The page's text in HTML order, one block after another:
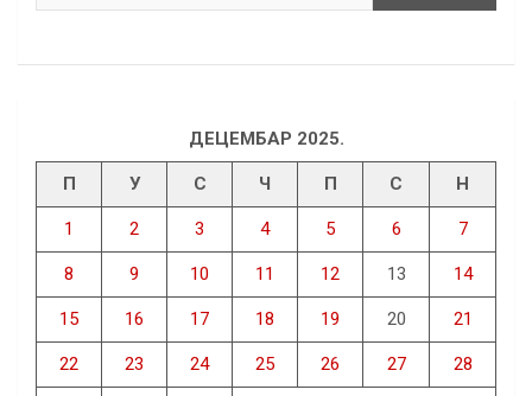
ДЕЦЕМБАР 2025.
П У С Ч П С Н
1 2 3 4 5 6 7
8 9 10 11 12 13 14
15 16 17 18 19 20 21
22 23 24 25 26 27 28